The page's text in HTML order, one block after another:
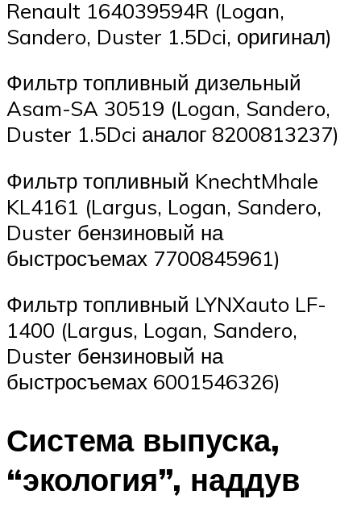
Renault 164039594R (Logan,
Sandero, Duster 1.5Dci, оригинал)
Фильтр топливный дизельный
Asam-SA 30519 (Logan, Sandero,
Duster 1.5Dci аналог 8200813237)
Фильтр топливный KnechtMhale
KL4161 (Largus, Logan, Sandero,
Duster бензиновый на
быстросъемах 7700845961)
Фильтр топливный LYNXauto LF-
1400 (Largus, Logan, Sandero,
Duster бензиновый на
быстросъемах 6001546326)
Система выпуска,
“экология”, наддув